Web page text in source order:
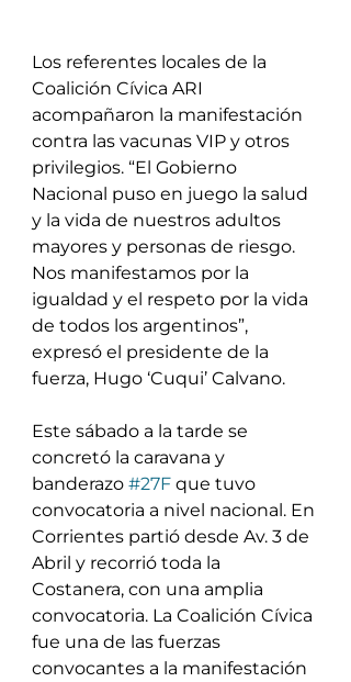
Los referentes locales de la
Coalición Cívica ARI
acompañaron la manifestación
contra las vacunas VIP y otros
privilegios. “El Gobierno
Nacional puso en juego la salud
y la vida de nuestros adultos
mayores y personas de riesgo.
Nos manifestamos por la
igualdad y el respeto por la vida
de todos los argentinos”,
expresó el presidente de la
fuerza, Hugo ‘Cuqui’ Calvano.
Este sábado a la tarde se
concretó la caravana y
banderazo #27F que tuvo
convocatoria a nivel nacional. En
Corrientes partió desde Av. 3 de
Abril y recorrió toda la
Costanera, con una amplia
convocatoria. La Coalición Cívica
fue una de las fuerzas
convocantes a la manifestación